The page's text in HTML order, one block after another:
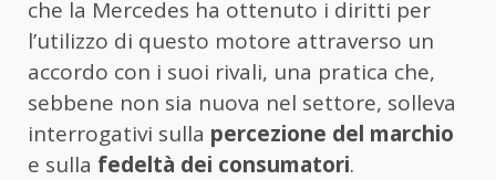
che la Mercedes ha ottenuto i diritti per
l’utilizzo di questo motore attraverso un
accordo con i suoi rivali, una pratica che,
sebbene non sia nuova nel settore, solleva
interrogativi sulla percezione del marchio
e sulla fedeltà dei consumatori.